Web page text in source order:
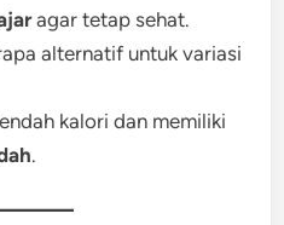
agar tetap sehat.
alternatif untuk variasi
kalori dan memiliki
.